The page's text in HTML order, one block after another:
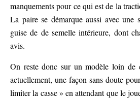
manquements pour ce qui est de la
La paire se démarque aussi avec une
guise de de semelle intérieure, dont
avis.
On reste donc sur un modèle loin
actuellement, une façon sans doute
limiter la casse » en attendant que le